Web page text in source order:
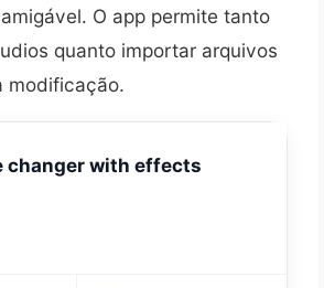
O app permite tanto
quanto importar arquivos
modificação.
changer with effects